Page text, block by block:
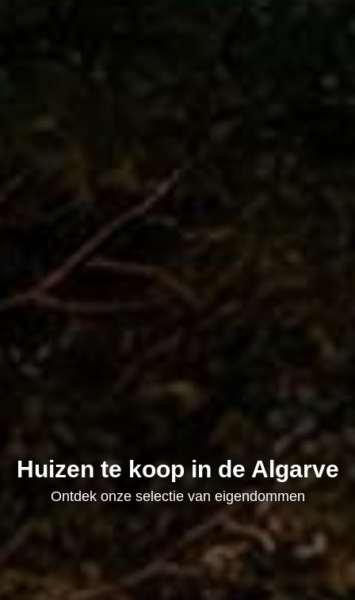
Huizen te koop in de Algarve
Ontdek onze selectie van eigendommen